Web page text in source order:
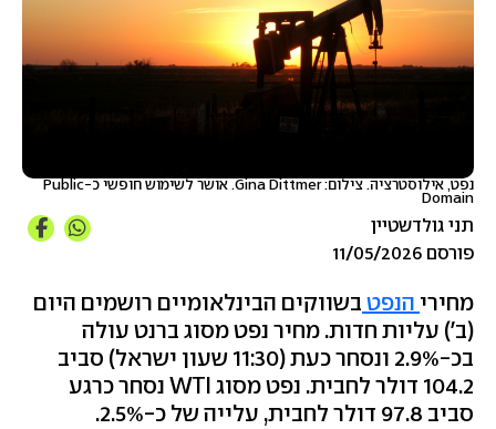
נפט, אילוסטרציה. צילום: Gina Dittmer. אושר לשימוש חופשי כ-Public
Domain
תני גולדשטיין
פורסם 11/05/2026
מחירי הנפטבשווקים הבינלאומיים רושמים היום
(ב') עליות חדות. מחיר נפט מסוג ברנט עולה
בכ-2.9% ונסחר כעת (11:30 שעון ישראל) סביב
104.2 דולר לחבית. נפט מסוג WTI נסחר כרגע
סביב 97.8 דולר לחבית, עלייה של כ-2.5%.